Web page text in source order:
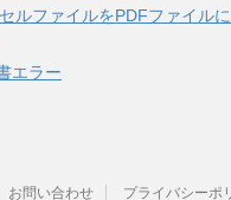
ルファイルをPDFファイル
エラー
お問い合わせ プライバシーポ